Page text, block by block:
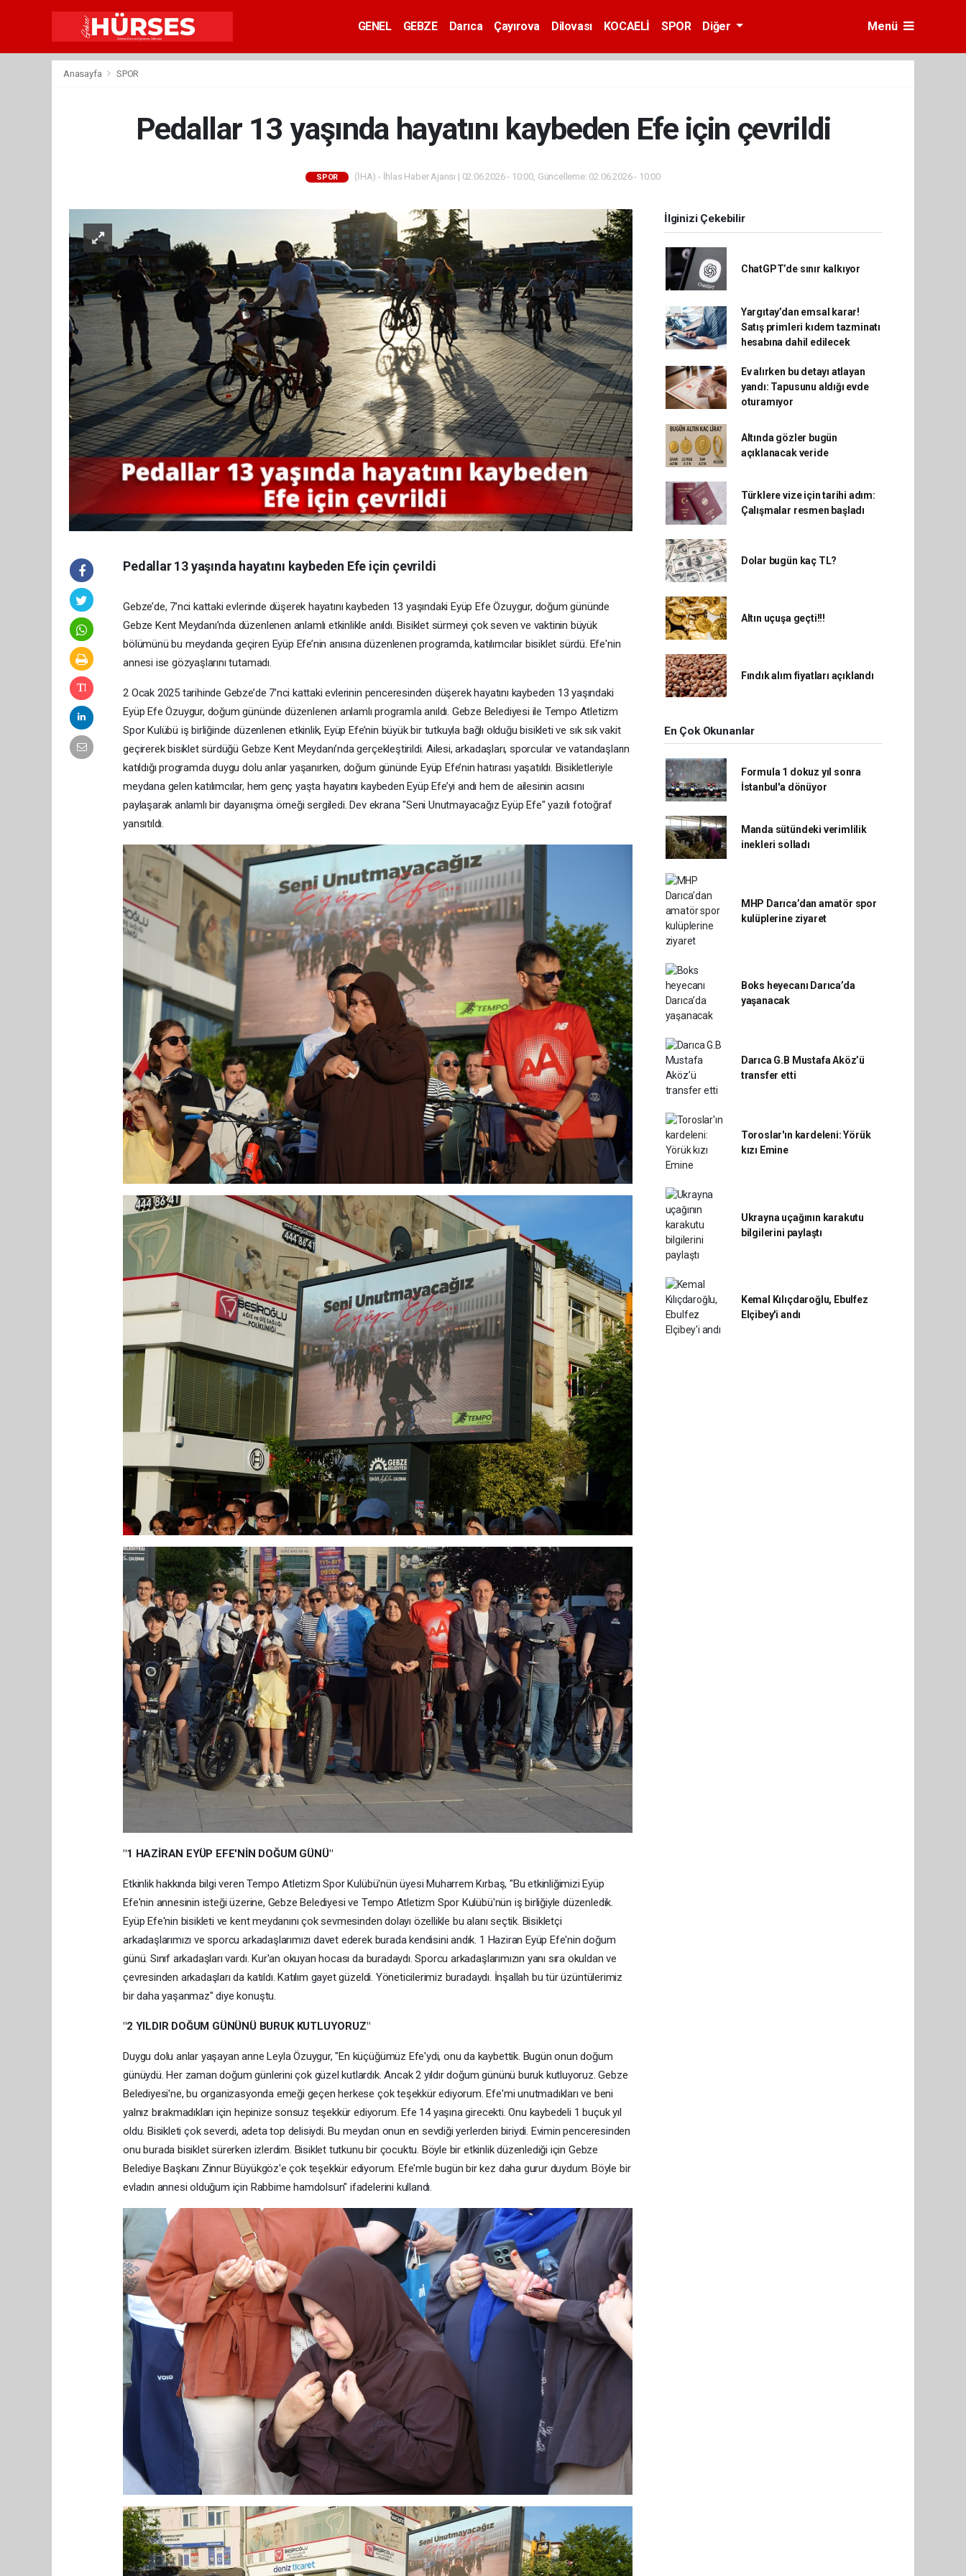
GENEL GEBZE Darıca Çayırova Dilovası KOCAELİ SPOR Diğer Menü
Anasayfa SPOR
Pedallar 13 yaşında hayatını kaybeden Efe için çevrildi
SPOR (İHA) - İhlas Haber Ajansı | 02.06.2026 - 10:00, Güncelleme: 02.06.2026 - 10:00
Pedallar 13 yaşında hayatını kaybeden Efe için çevrildi
Gebze’de, 7’nci kattaki evlerinde düşerek hayatını kaybeden 13 yaşındaki Eyüp Efe Özuygur, doğum gününde
Gebze Kent Meydanı’nda düzenlenen anlamlı etkinlikle anıldı. Bisiklet sürmeyi çok seven ve vaktinin büyük
bölümünü bu meydanda geçiren Eyüp Efe’nin anısına düzenlenen programda, katılımcılar bisiklet sürdü. Efe'nin
annesi ise gözyaşlarını tutamadı.
2 Ocak 2025 tarihinde Gebze’de 7’nci kattaki evlerinin penceresinden düşerek hayatını kaybeden 13 yaşındaki
Eyüp Efe Özuygur, doğum gününde düzenlenen anlamlı programla anıldı. Gebze Belediyesi ile Tempo Atletizm
Spor Kulübü iş birliğinde düzenlenen etkinlik, Eyüp Efe’nin büyük bir tutkuyla bağlı olduğu bisikleti ve sık sık vakit
geçirerek bisiklet sürdüğü Gebze Kent Meydanı’nda gerçekleştirildi. Ailesi, arkadaşları, sporcular ve vatandaşların
katıldığı programda duygu dolu anlar yaşanırken, doğum gününde Eyüp Efe’nin hatırası yaşatıldı. Bisikletleriyle
meydana gelen katılımcılar, hem genç yaşta hayatını kaybeden Eyüp Efe’yi andı hem de ailesinin acısını
paylaşarak anlamlı bir dayanışma örneği sergiledi. Dev ekrana "Seni Unutmayacağız Eyüp Efe" yazılı fotoğraf
yansıtıldı.
"1 HAZİRAN EYÜP EFE'NİN DOĞUM GÜNÜ"
Etkinlik hakkında bilgi veren Tempo Atletizm Spor Kulübü'nün üyesi Muharrem Kırbaş, "Bu etkinliğimizi Eyüp
Efe'nin annesinin isteği üzerine, Gebze Belediyesi ve Tempo Atletizm Spor Kulübü'nün iş birliğiyle düzenledik.
Eyüp Efe'nin bisikleti ve kent meydanını çok sevmesinden dolayı özellikle bu alanı seçtik. Bisikletçi
arkadaşlarımızı ve sporcu arkadaşlarımızı davet ederek burada kendisini andık. 1 Haziran Eyüp Efe'nin doğum
günü. Sınıf arkadaşları vardı. Kur'an okuyan hocası da buradaydı. Sporcu arkadaşlarımızın yanı sıra okuldan ve
çevresinden arkadaşları da katıldı. Katılım gayet güzeldi. Yöneticilerimiz buradaydı. İnşallah bu tür üzüntülerimiz
bir daha yaşanmaz" diye konuştu.
"2 YILDIR DOĞUM GÜNÜNÜ BURUK KUTLUYORUZ"
Duygu dolu anlar yaşayan anne Leyla Özuygur, "En küçüğümüz Efe'ydi, onu da kaybettik. Bugün onun doğum
günüydü. Her zaman doğum günlerini çok güzel kutlardık. Ancak 2 yıldır doğum gününü buruk kutluyoruz. Gebze
Belediyesi'ne, bu organizasyonda emeği geçen herkese çok teşekkür ediyorum. Efe'mi unutmadıkları ve beni
yalnız bırakmadıkları için hepinize sonsuz teşekkür ediyorum. Efe 14 yaşına girecekti. Onu kaybedeli 1 buçuk yıl
oldu. Bisikleti çok severdi, adeta top delisiydi. Bu meydan onun en sevdiği yerlerden biriydi. Evimin penceresinden
onu burada bisiklet sürerken izlerdim. Bisiklet tutkunu bir çocuktu. Böyle bir etkinlik düzenlediği için Gebze
Belediye Başkanı Zinnur Büyükgöz'e çok teşekkür ediyorum. Efe'mle bugün bir kez daha gurur duydum. Böyle bir
evladın annesi olduğum için Rabbime hamdolsun" ifadelerini kullandı.
İlginizi Çekebilir
ChatGPT’de sınır kalkıyor
Yargıtay’dan emsal karar!
Satış primleri kıdem tazminatı
hesabına dahil edilecek
Ev alırken bu detayı atlayan
yandı: Tapusunu aldığı evde
oturamıyor
Altında gözler bugün
açıklanacak veride
Türklere vize için tarihi adım:
Çalışmalar resmen başladı
Dolar bugün kaç TL?
Altın uçuşa geçti!!!
Fındık alım fiyatları açıklandı
En Çok Okunanlar
Formula 1 dokuz yıl sonra
İstanbul'a dönüyor
Manda sütündeki verimlilik
inekleri solladı
MHP Darıca’dan amatör spor
kulüplerine ziyaret
Boks heyecanı Darıca’da
yaşanacak
Darıca G.B Mustafa Aköz’ü
transfer etti
Toroslar'ın kardeleni: Yörük
kızı Emine
Ukrayna uçağının karakutu
bilgilerini paylaştı
Kemal Kılıçdaroğlu, Ebulfez
Elçibey'i andı